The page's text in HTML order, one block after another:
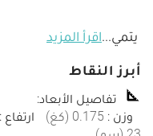
...اقرأ المزيد
أبرز النقاط
تفاصيل الأبعاد:
وزن :
0.175
(كغ) ارتفاع :